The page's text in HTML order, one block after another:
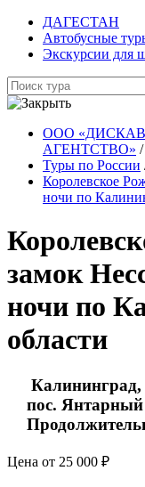
ДАГЕСТАН
Автобусные
Экскурсии для
ООО
АГЕНТСТВО» /
Туры по России
Королевское
ночи по
замок
ночи по
области
Калининград,
пос.
Цена от 25 000 ₽